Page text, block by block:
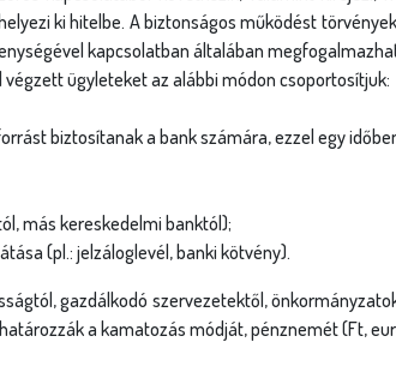
ki hitelbe. A biztonságos működést
kapcsolatban általában
ügyleteket az alábbi módon csoportosítjuk:
biztosítanak a bank számára, ezzel egy
más kereskedelmi banktól);
(pl.: jelzáloglevél, banki kötvény).
gazdálkodó szervezetektől,
a kamatozás módját, pénznemét (Ft,